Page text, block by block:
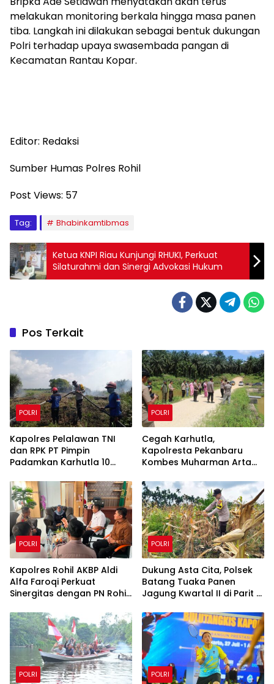
melakukan monitoring berkala hingga masa panen
tiba. Langkah ini dilakukan sebagai bentuk dukungan
Polri terhadap upaya swasembada pangan di
Kecamatan Rantau Kopar.
Editor: Redaksi
Sumber Humas Polres Rohil
Post Views: 57
Tag: Bhabinkamtibmas
Ketua KNPI Riau Kunjungi RHUKI, Perkuat
Silaturahmi dan Sinergi Advokasi Hukum
Pos Terkait
POLRI
Kapolres Pelalawan TNI
dan RPK PT Pimpin
Padamkan Karhutla 10
Water Bombing Diterjunkan
POLRI
Cegah Karhutla,
Kapolresta Pekanbaru
Kombes Muharman Arta
Sekaki dan Tenayan Raya
POLRI
Kapolres Rohil AKBP Aldi
Alfa Faroqi Perkuat
Sinergitas dengan PN Rohil
POLRI
Dukung Asta Cita, Polsek
Batang Tuaka Panen
Jagung Kwartal II di Parit 8
POLRI POLRI